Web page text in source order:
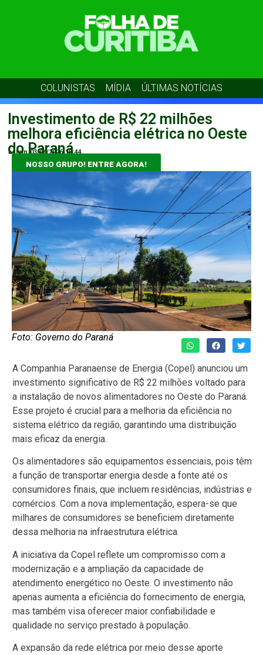
COLUNISTAS MÍDIA ÚLTIMAS NOTÍCIAS
Investimento de R$ 22 milhões
melhora eficiência elétrica no Oeste
do Paraná
admin 03/06/2026 15:44
NOSSO GRUPO! ENTRE AGORA!
Foto: Governo do Paraná
A Companhia Paranaense de Energia (Copel) anunciou um
investimento significativo de R$ 22 milhões voltado para
a instalação de novos alimentadores no Oeste do Paraná.
Esse projeto é crucial para a melhoria da eficiência no
sistema elétrico da região, garantindo uma distribuição
mais eficaz da energia.
Os alimentadores são equipamentos essenciais, pois têm
a função de transportar energia desde a fonte até os
consumidores finais, que incluem residências, indústrias e
comércios. Com a nova implementação, espera-se que
milhares de consumidores se beneficiem diretamente
dessa melhoria na infraestrutura elétrica.
A iniciativa da Copel reflete um compromisso com a
modernização e a ampliação da capacidade de
atendimento energético no Oeste. O investimento não
apenas aumenta a eficiência do fornecimento de energia,
mas também visa oferecer maior confiabilidade e
qualidade no serviço prestado à população.
A expansão da rede elétrica por meio desse aporte